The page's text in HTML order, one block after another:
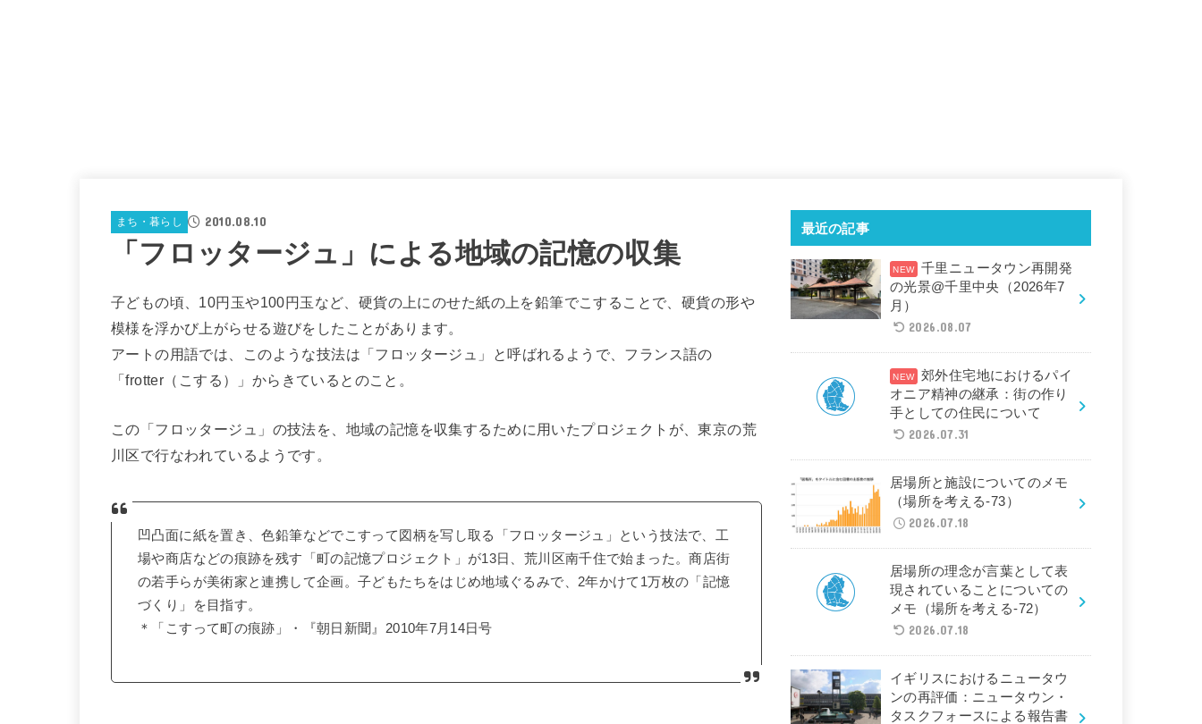
まち・暮らし 2010.08.10
「フロッタージュ」による地域の記憶の収集
子どもの頃、10円玉や100円玉など、硬貨の上にのせた紙の上を鉛筆でこすることで、硬貨の形や
模様を浮かび上がらせる遊びをしたことがあります。
アートの用語では、このような技法は「フロッタージュ」と呼ばれるようで、フランス語の
「frotter（こする）」からきているとのこと。
この「フロッタージュ」の技法を、地域の記憶を収集するために用いたプロジェクトが、東京の荒
川区で行なわれているようです。
凹凸面に紙を置き、色鉛筆などでこすって図柄を写し取る「フロッタージュ」という技法で、工
場や商店などの痕跡を残す「町の記憶プロジェクト」が13日、荒川区南千住で始まった。商店街
の若手らが美術家と連携して企画。子どもたちをはじめ地域ぐるみで、2年かけて1万枚の「記憶
づくり」を目指す。
＊「こすって町の痕跡」・『朝日新聞』2010年7月14日号
最近の記事
千里ニュータウン再開発
の光景@千里中央（2026年7
月）
2026.08.07
郊外住宅地におけるパイ
オニア精神の継承：街の作り
手としての住民について
2026.07.31
居場所と施設についてのメモ
（場所を考える-73）
2026.07.18
居場所の理念が言葉として表
現されていることについての
メモ（場所を考える-72）
2026.07.18
イギリスにおけるニュータウ
ンの再評価：ニュータウン・
タスクフォースによる報告書